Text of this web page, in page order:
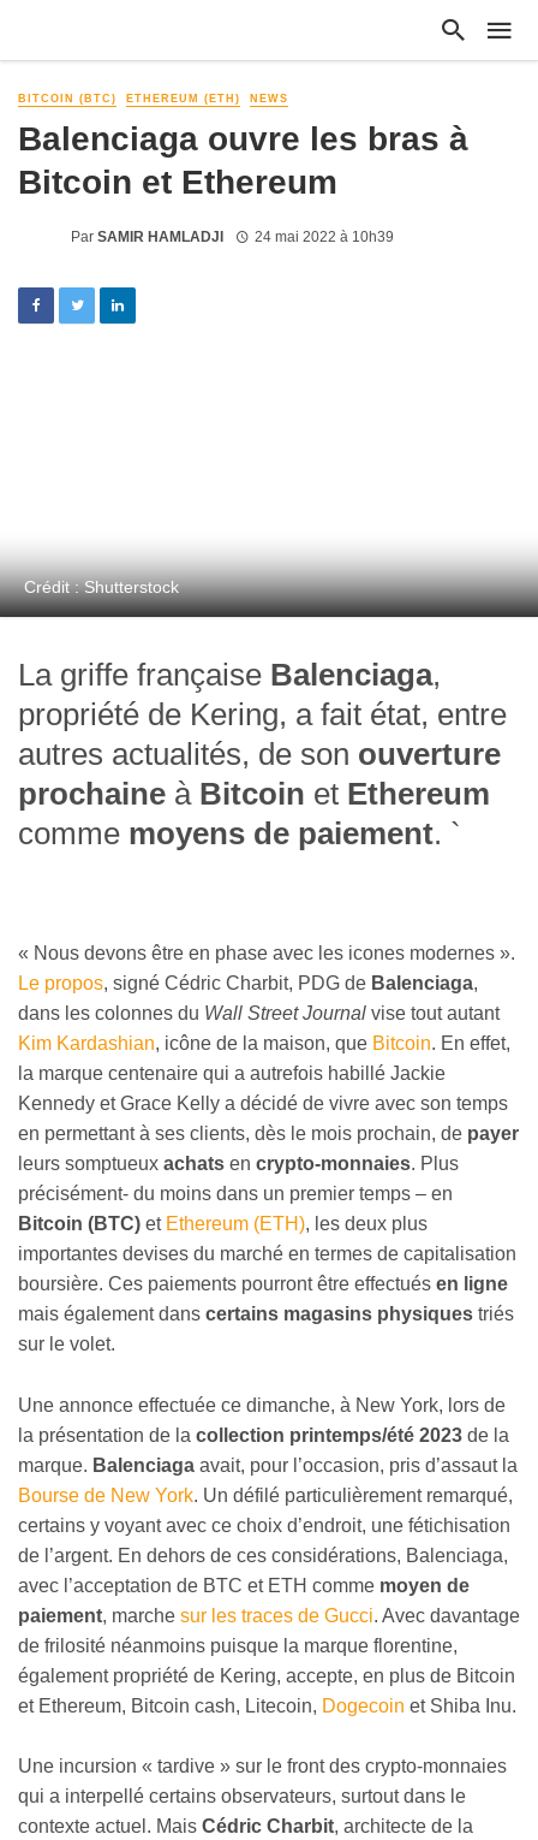
BITCOIN (BTC) ETHEREUM (ETH) NEWS
Balenciaga ouvre les bras à
Bitcoin et Ethereum
Par SAMIR HAMLADJI 24 mai 2022 à 10h39
Crédit : Shutterstock
La griffe française Balenciaga,
propriété de Kering, a fait état, entre
autres actualités, de son ouverture
prochaine à Bitcoin et Ethereum
comme moyens de paiement. `
« Nous devons être en phase avec les icones modernes ».
Le propos, signé Cédric Charbit, PDG de Balenciaga,
dans les colonnes du Wall Street Journal vise tout autant
Kim Kardashian, icône de la maison, que Bitcoin. En effet,
la marque centenaire qui a autrefois habillé Jackie
Kennedy et Grace Kelly a décidé de vivre avec son temps
en permettant à ses clients, dès le mois prochain, de payer
leurs somptueux achats en crypto-monnaies. Plus
précisément- du moins dans un premier temps – en
Bitcoin (BTC) et Ethereum (ETH), les deux plus
importantes devises du marché en termes de capitalisation
boursière. Ces paiements pourront être effectués en ligne
mais également dans certains magasins physiques triés
sur le volet.
Une annonce effectuée ce dimanche, à New York, lors de
la présentation de la collection printemps/été 2023 de la
marque. Balenciaga avait, pour l’occasion, pris d’assaut la
Bourse de New York. Un défilé particulièrement remarqué,
certains y voyant avec ce choix d’endroit, une fétichisation
de l’argent. En dehors de ces considérations, Balenciaga,
avec l’acceptation de BTC et ETH comme moyen de
paiement, marche sur les traces de Gucci. Avec davantage
de frilosité néanmoins puisque la marque florentine,
également propriété de Kering, accepte, en plus de Bitcoin
et Ethereum, Bitcoin cash, Litecoin, Dogecoin et Shiba Inu.
Une incursion « tardive » sur le front des crypto-monnaies
qui a interpellé certains observateurs, surtout dans le
contexte actuel. Mais Cédric Charbit, architecte de la